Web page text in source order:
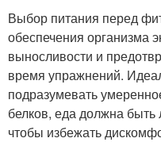
Выбор питания перед
обеспечения организма
выносливости и
время упражнений.
подразумевать
белков, еда должна
чтобы избежать